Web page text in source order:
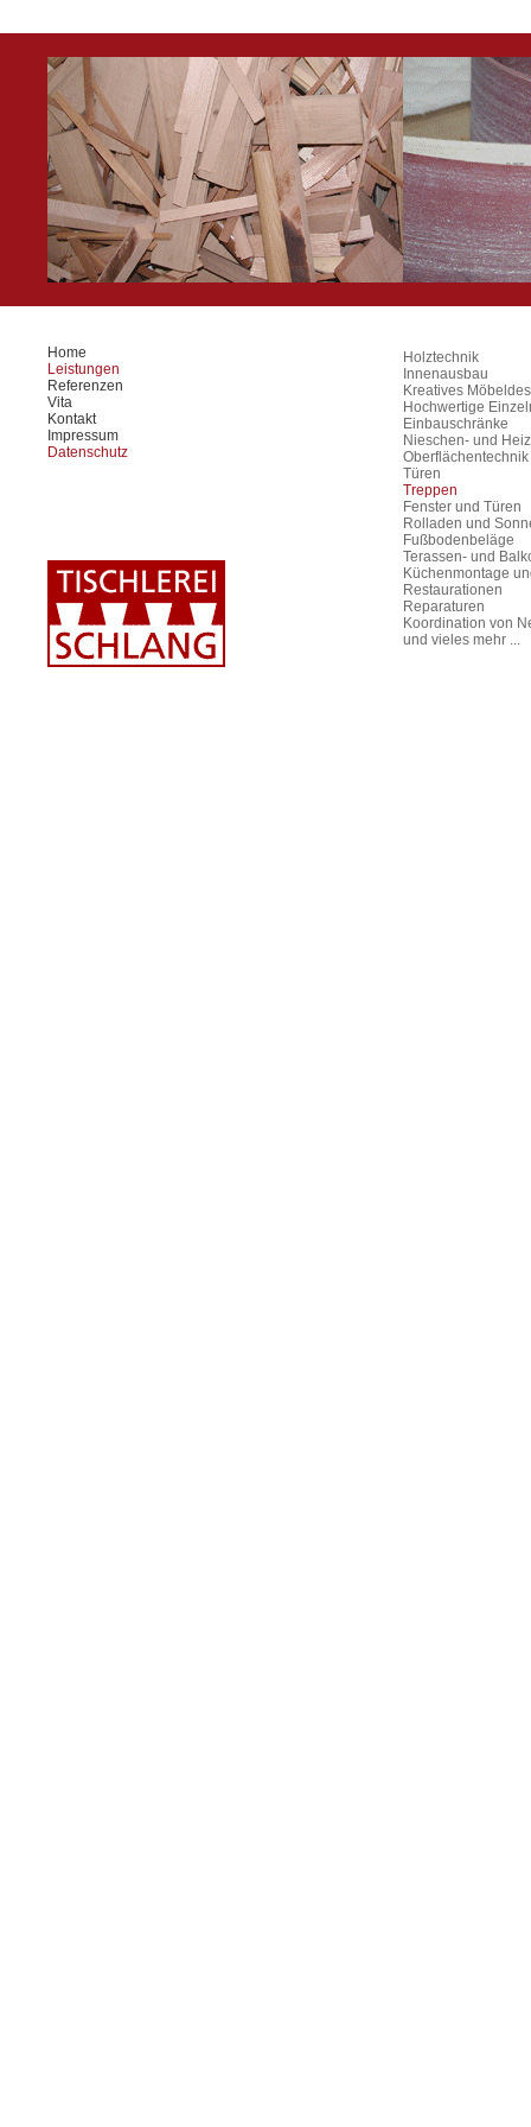
Home
Leistungen
Referenzen
Vita
Kontakt
Impressum
Datenschutz
Holztechnik
Innenausbau
Kreatives
Hochwertige
Einbauschränke
Nieschen- und
Oberflächentechnik
Türen
Treppen
Fenster und Türen
Rolladen und
Fußbodenbeläge
Terassen- und
Küchenmontage
Restaurationen
Reparaturen
Koordination von
und vieles mehr ...